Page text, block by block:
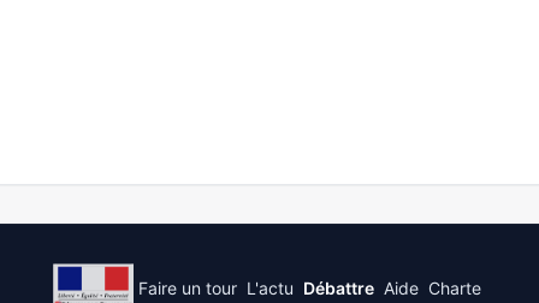
Faire un tour L'actu Débattre Aide Charte